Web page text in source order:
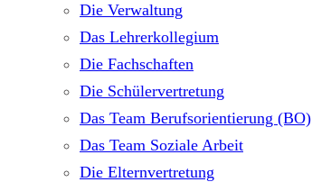
Die Verwaltung
Das Lehrerkollegium
Die Fachschaften
Die Schülervertretung
Das Team Berufsorientierung (BO)
Das Team Soziale Arbeit
Die Elternvertretung